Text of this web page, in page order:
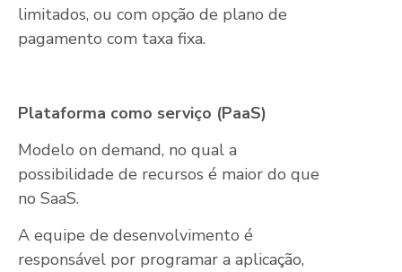
limitados, ou com opção de plano de
pagamento com taxa fixa.
Plataforma como serviço (PaaS)
Modelo on demand, no qual a
possibilidade de recursos é maior do que
no SaaS.
A equipe de desenvolvimento é
responsável por programar a aplicação,